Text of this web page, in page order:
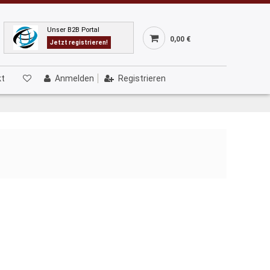
Unser B2B Portal
Jetzt registrieren! 0,00 €
Anmelden Registrieren